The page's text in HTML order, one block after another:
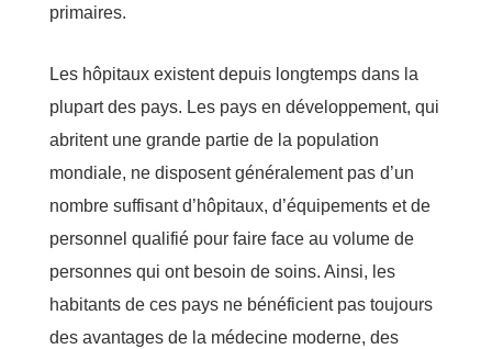
primaires.
Les hôpitaux existent depuis longtemps dans la
plupart des pays. Les pays en développement, qui
abritent une grande partie de la population
mondiale, ne disposent généralement pas d’un
nombre suffisant d’hôpitaux, d’équipements et de
personnel qualifié pour faire face au volume de
personnes qui ont besoin de soins. Ainsi, les
habitants de ces pays ne bénéficient pas toujours
des avantages de la médecine moderne, des